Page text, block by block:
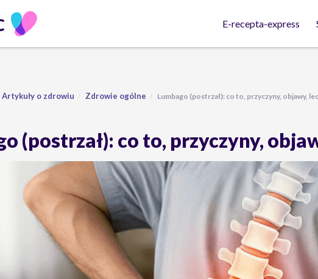
E-recepta-express
Artykuły o zdrowiu Zdrowie ogólne Lumbago (postrzał): co to, przyczyny, objawy,
(postrzał): co to, przyczyny,